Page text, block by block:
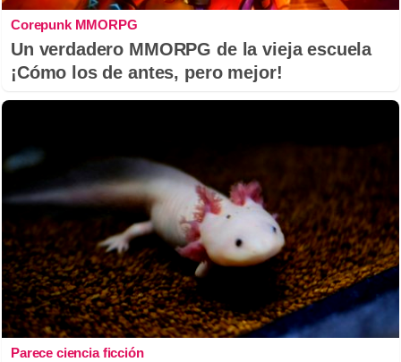
Corepunk MMORPG
Un verdadero MMORPG de la vieja escuela
¡Cómo los de antes, pero mejor!
Parece ciencia ficción